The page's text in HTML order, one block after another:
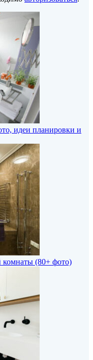
идеи планировки и
комнаты (80+ фото)